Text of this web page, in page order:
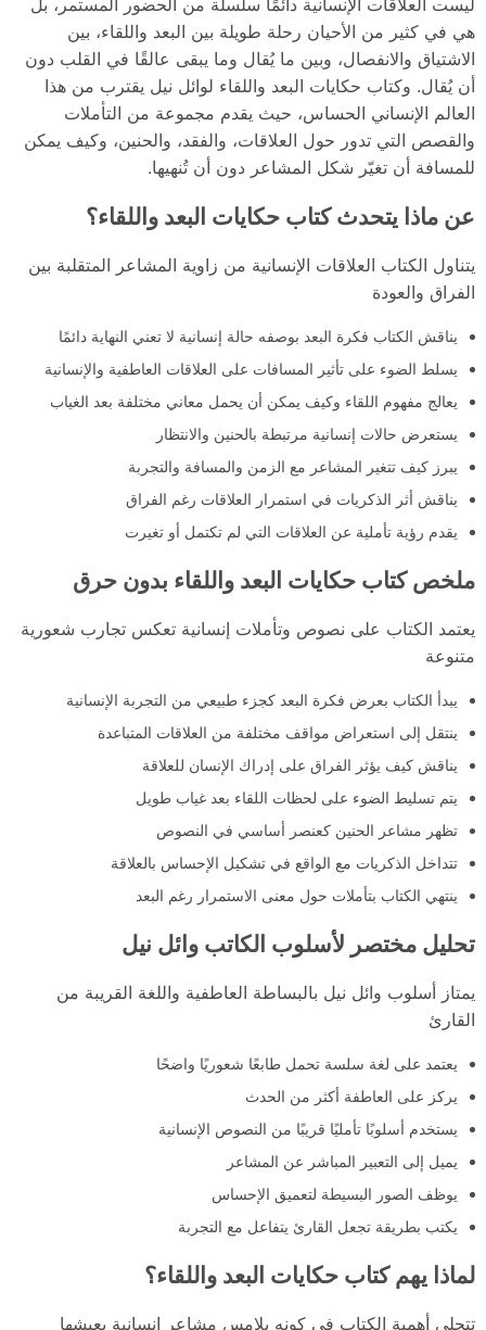
هي في كثير من الأحيان رحلة طويلة بين البعد واللقاء، بين
الاشتياق والانفصال، وبين ما يُقال وما يبقى عالقًا في القلب دون
أن يُقال. وكتاب حكايات البعد واللقاء لوائل نيل يقترب من هذا
العالم الإنساني الحساس، حيث يقدم مجموعة من التأملات
والقصص التي تدور حول العلاقات، والفقد، والحنين، وكيف يمكن
للمسافة أن تغيّر شكل المشاعر دون أن تُنهيها.
عن ماذا يتحدث كتاب حكايات البعد واللقاء؟
يتناول الكتاب العلاقات الإنسانية من زاوية المشاعر المتقلبة بين
الفراق والعودة
يناقش الكتاب فكرة البعد بوصفه حالة إنسانية لا تعني النهاية دائمًا
يسلط الضوء على تأثير المسافات على العلاقات العاطفية والإنسانية
يعالج مفهوم اللقاء وكيف يمكن أن يحمل معاني مختلفة بعد الغياب
يستعرض حالات إنسانية مرتبطة بالحنين والانتظار
يبرز كيف تتغير المشاعر مع الزمن والمسافة والتجربة
يناقش أثر الذكريات في استمرار العلاقات رغم الفراق
يقدم رؤية تأملية عن العلاقات التي لم تكتمل أو تغيرت
ملخص كتاب حكايات البعد واللقاء بدون حرق
يعتمد الكتاب على نصوص وتأملات إنسانية تعكس تجارب شعورية
متنوعة
يبدأ الكتاب بعرض فكرة البعد كجزء طبيعي من التجربة الإنسانية
ينتقل إلى استعراض مواقف مختلفة من العلاقات المتباعدة
يناقش كيف يؤثر الفراق على إدراك الإنسان للعلاقة
يتم تسليط الضوء على لحظات اللقاء بعد غياب طويل
تظهر مشاعر الحنين كعنصر أساسي في النصوص
تتداخل الذكريات مع الواقع في تشكيل الإحساس بالعلاقة
ينتهي الكتاب بتأملات حول معنى الاستمرار رغم البعد
تحليل مختصر لأسلوب الكاتب وائل نيل
يمتاز أسلوب وائل نيل بالبساطة العاطفية واللغة القريبة من
القارئ
يعتمد على لغة سلسة تحمل طابعًا شعوريًا واضحًا
يركز على العاطفة أكثر من الحدث
يستخدم أسلوبًا تأمليًا قريبًا من النصوص الإنسانية
يميل إلى التعبير المباشر عن المشاعر
يوظف الصور البسيطة لتعميق الإحساس
يكتب بطريقة تجعل القارئ يتفاعل مع التجربة
لماذا يهم كتاب حكايات البعد واللقاء؟
تتجلى أهمية الكتاب في كونه يلامس مشاعر إنسانية يعيشها